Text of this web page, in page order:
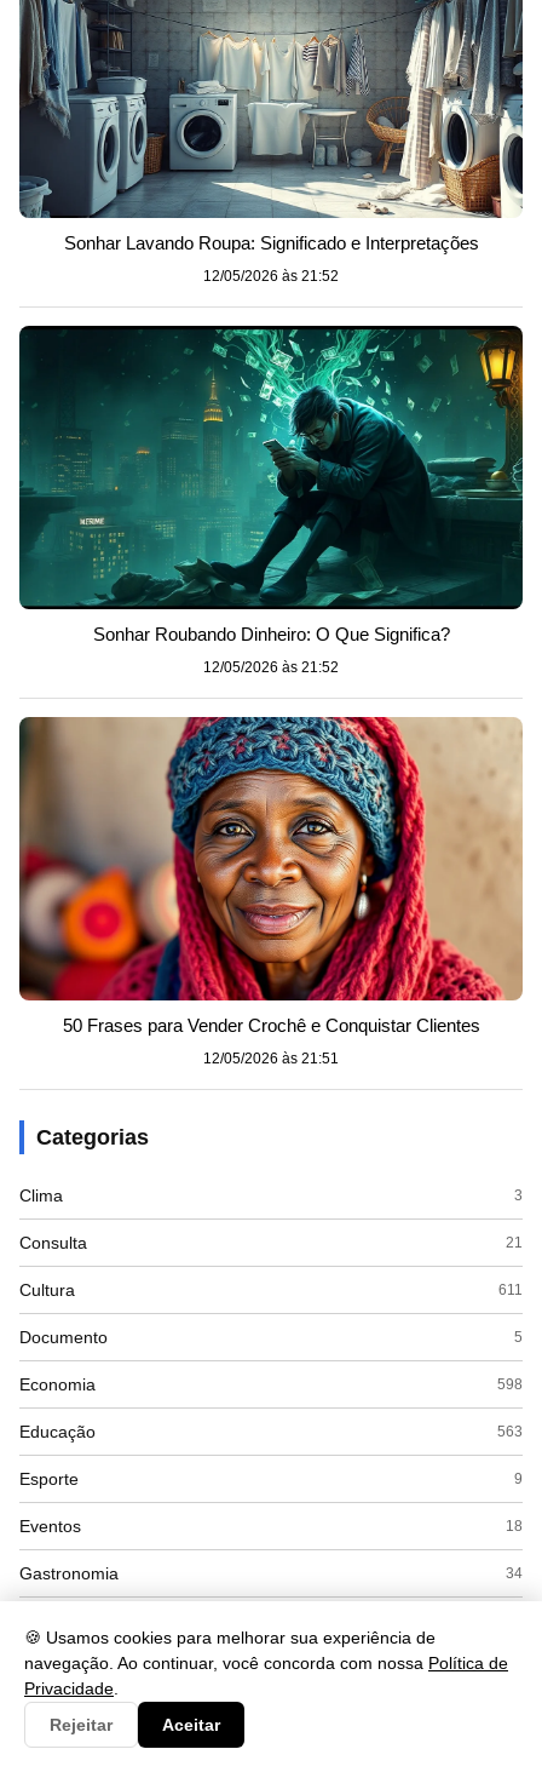
🍪 Usamos cookies para melhorar sua experiência de
navegação. Ao continuar, você concorda com nossa Política de
Privacidade
Rejeitar
Aceitar
Sonhar Lavando Roupa: Significado e Interpretações
12/05/2026 às 21:52
Sonhar Roubando Dinheiro: O Que Significa?
12/05/2026 às 21:52
50 Frases para Vender Crochê e Conquistar Clientes
12/05/2026 às 21:51
Categorias
Clima 3
Consulta 21
Cultura 611
Documento 5
Economia 598
Educação 563
Esporte 9
Eventos 18
Gastronomia 34
Política 71
Saúde